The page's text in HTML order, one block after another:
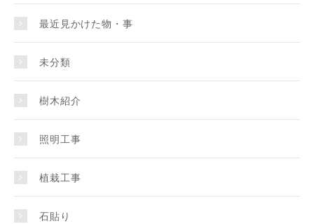
最近見かけた物・事
未分類
樹木紹介
照明工事
植栽工事
石貼り